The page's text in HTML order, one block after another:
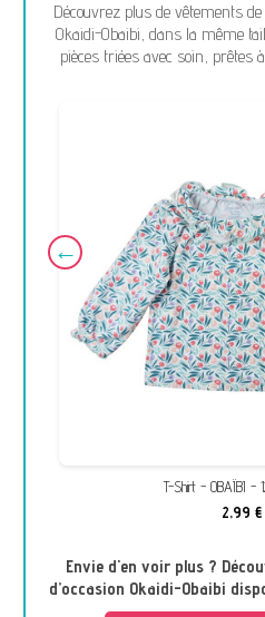
Découvrez plus de vêtements
Okaidi-Obaibi, dans la même
pièces triées avec soin, prêtes
T-Shirt - OBAÏBI -
2,99 €
Envie d'en voir plus ?
d’occasion Okaidi-Obaibi